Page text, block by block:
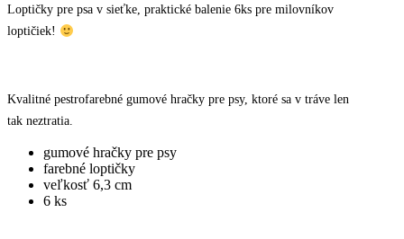
Loptičky pre psa v sieťke, praktické balenie 6ks pre milovníkov
loptičiek!
Kvalitné pestrofarebné gumové hračky pre psy, ktoré sa v tráve len
tak neztratia.
gumové hračky pre psy
farebné loptičky
veľkosť 6,3 cm
6 ks